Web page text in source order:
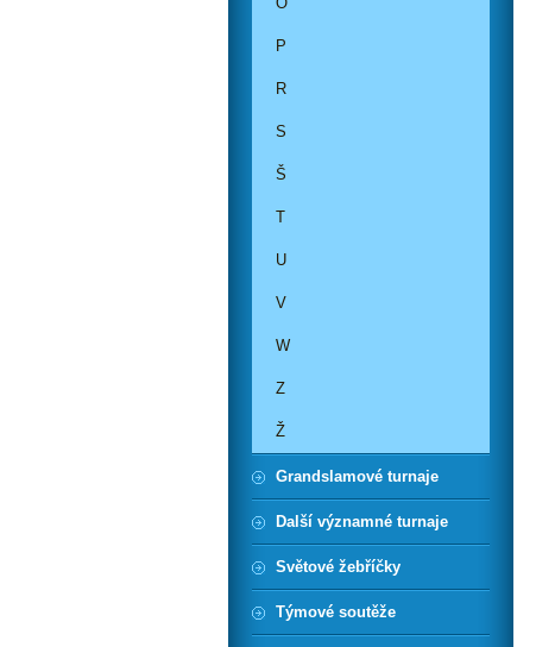
P
R
S
Š
T
U
V
W
Z
Ž
Grandslamové turnaje
Další významné turnaje
Světové žebříčky
Týmové soutěže